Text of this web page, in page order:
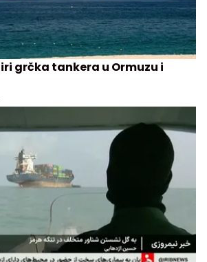
grčka tankera u Ormuzu i